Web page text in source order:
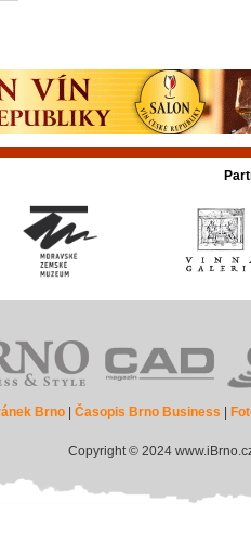
Brno |Časopis Brno Business
Copyright © 2024